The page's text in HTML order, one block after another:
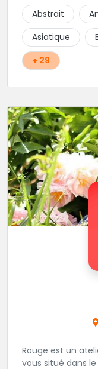
religieux ou du
combler par sa
mandala,
bonheur des
Fat, Tom, Sento,
qu'à regarder les
Abstrait
Asiatique
+ 29
Rouge est un
vous situé dans le